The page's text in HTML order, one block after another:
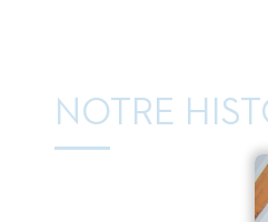
NOTRE